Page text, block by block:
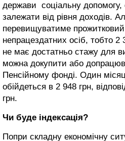
держави соціальну допомогу,
залежати від рівня доходів.
перевищуватиме
непрацездатних осіб, тобто
не має достатньо стажу для
можна докупити або
Пенсійному фонді. Один
обійдеться в 2 948 грн,
грн.
Чи буде індексація?
Попри складну економічну